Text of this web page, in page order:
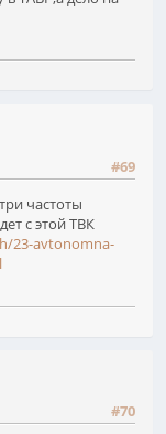
#69
частоты
с этой ТВК
23-avtonomna-
#70